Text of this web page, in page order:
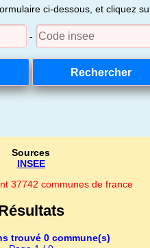
ci-dessous, et cliquez
-
Sources
INSEE
37742 communes de france
trouvé 0 commune(s)